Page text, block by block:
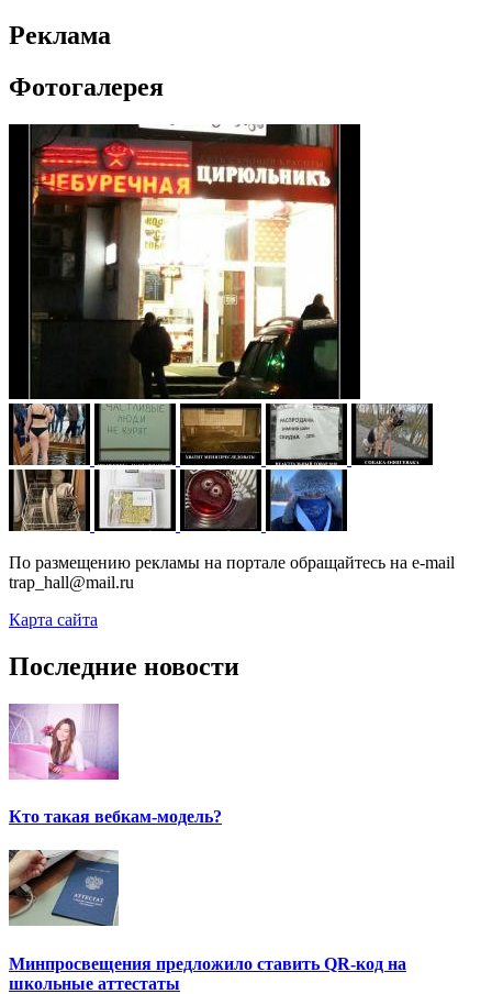
Реклама
Фотогалерея
По размещению рекламы на портале обращайтесь на e-mail
trap_hall@mail.ru
Карта сайта
Последние новости
Кто такая вебкам-модель?
Минпросвещения предложило ставить QR-код на
школьные аттестаты